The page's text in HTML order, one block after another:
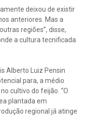
deixou de existir
anteriores. Mas a
regiões”, disse,
a cultura tecnificada
Alberto Luiz Pensin
para, a médio
cultivo do feijão. “O
plantada em
regional já atinge